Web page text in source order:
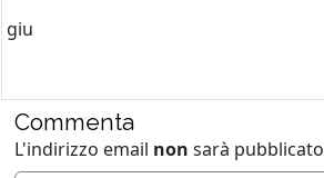
giu
Commenta
L'indirizzo email non sarà pubblicato